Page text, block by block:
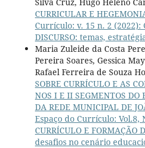
CURRICULAR E
Currículo: v. 15 n. 2 (2022):
DISCURSO: temas,
Maria Zuleide da Costa
Pereira Soares, Gessica
Rafael Ferreira de Souza
SOBRE CURRÍCULO E AS
NOS I E II SEGMENTOS
DA REDE MUNICIPAL DE
Espaço do Currículo: Vol.8,
CURRÍCULO E FORMAÇÃO
desafios no cenário